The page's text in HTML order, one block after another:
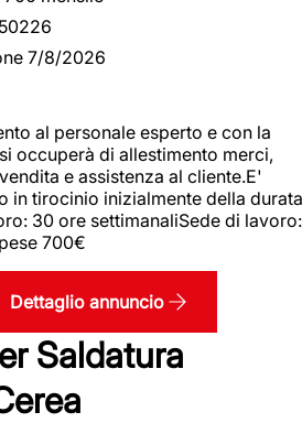
7/8/2026
al personale esperto e con la
occuperà di allestimento merci,
e assistenza al cliente.E'
in tirocinio inizialmente della durata
30 ore settimanaliSede di lavoro:
700€
Dettaglio annuncio
Saldatura